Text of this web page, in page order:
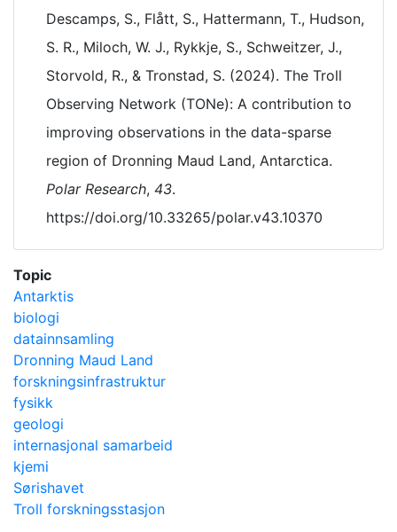
Descamps, S., Flått, S., Hattermann, T., Hudson,
S. R., Miloch, W. J., Rykkje, S., Schweitzer, J.,
Storvold, R., & Tronstad, S. (2024). The Troll
Observing Network (TONe): A contribution to
improving observations in the data-sparse
region of Dronning Maud Land, Antarctica.
Polar Research, 43.
https://doi.org/10.33265/polar.v43.10370
Topic
Antarktis
biologi
datainnsamling
Dronning Maud Land
forskningsinfrastruktur
fysikk
geologi
internasjonal samarbeid
kjemi
Sørishavet
Troll forskningsstasjon